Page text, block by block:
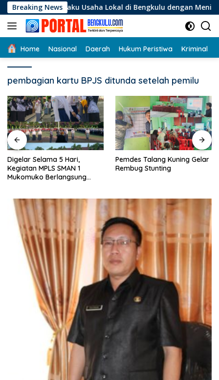
Langsung
ke
konten
Breaking News
Pelaku Usaha Lokal di Bengkulu dengan Meningkatkan
Home Nasional Daerah Hukum Peristiwa Kriminal
pembagian kartu BPJS ditunda setelah pemilu
Digelar Selama 5 Hari,
Kegiatan MPLS SMAN 1
Mukomuko Berlangsung
Pemdes Talang Kuning Gelar
Rembug Stunting